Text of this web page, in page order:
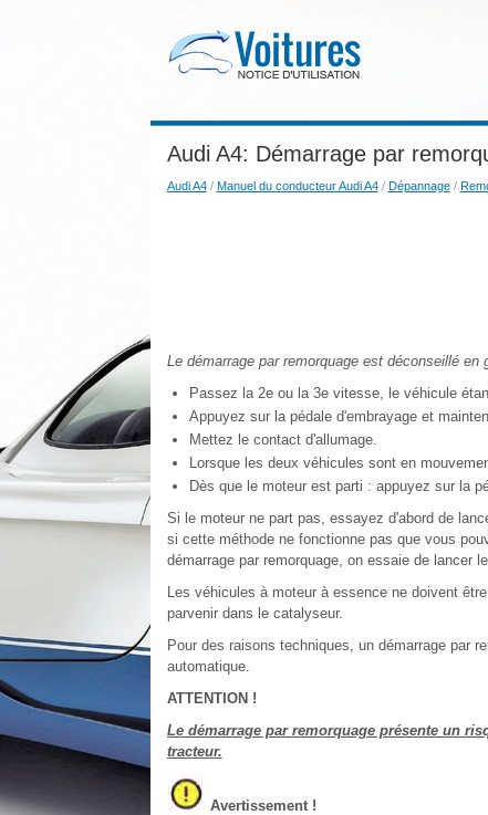
Audi A4: Démarrage par
Audi A4/ Manuel du conducteur Audi A4/ Dépannage/
Le démarrage par remorquage est déconseillé en
Passez la 2e ou la 3e vitesse, le véhicule
Appuyez sur la pédale d'embrayage et
Mettez le contact d'allumage.
Lorsque les deux véhicules sont en
Dès que le moteur est parti : appuyez sur la
Si le moteur ne part pas, essayez d'abord de
si cette méthode ne fonctionne pas que vous
démarrage par remorquage, on essaie de lancer
Les véhicules à moteur à essence ne doivent
parvenir dans le catalyseur.
Pour des raisons techniques, un démarrage par
automatique.
ATTENTION !
Le démarrage par remorquage présente un
tracteur.
Avertissement !